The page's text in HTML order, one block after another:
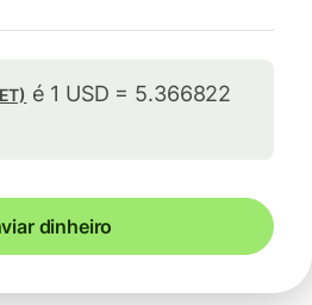
é 1 USD = 5.366822
dinheiro